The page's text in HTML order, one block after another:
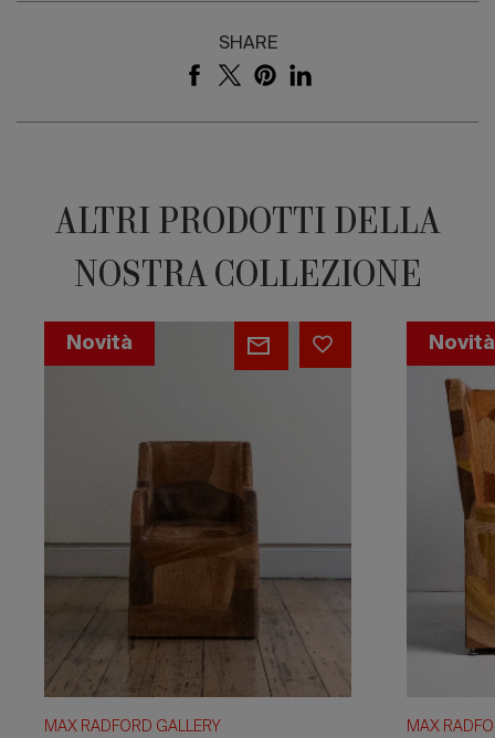
SHARE
ALTRI PRODOTTI DELLA
NOSTRA COLLEZIONE
Patchwork
Stepped
Novità
MAX RADFORD GALLERY
Chair
Novità
MAX